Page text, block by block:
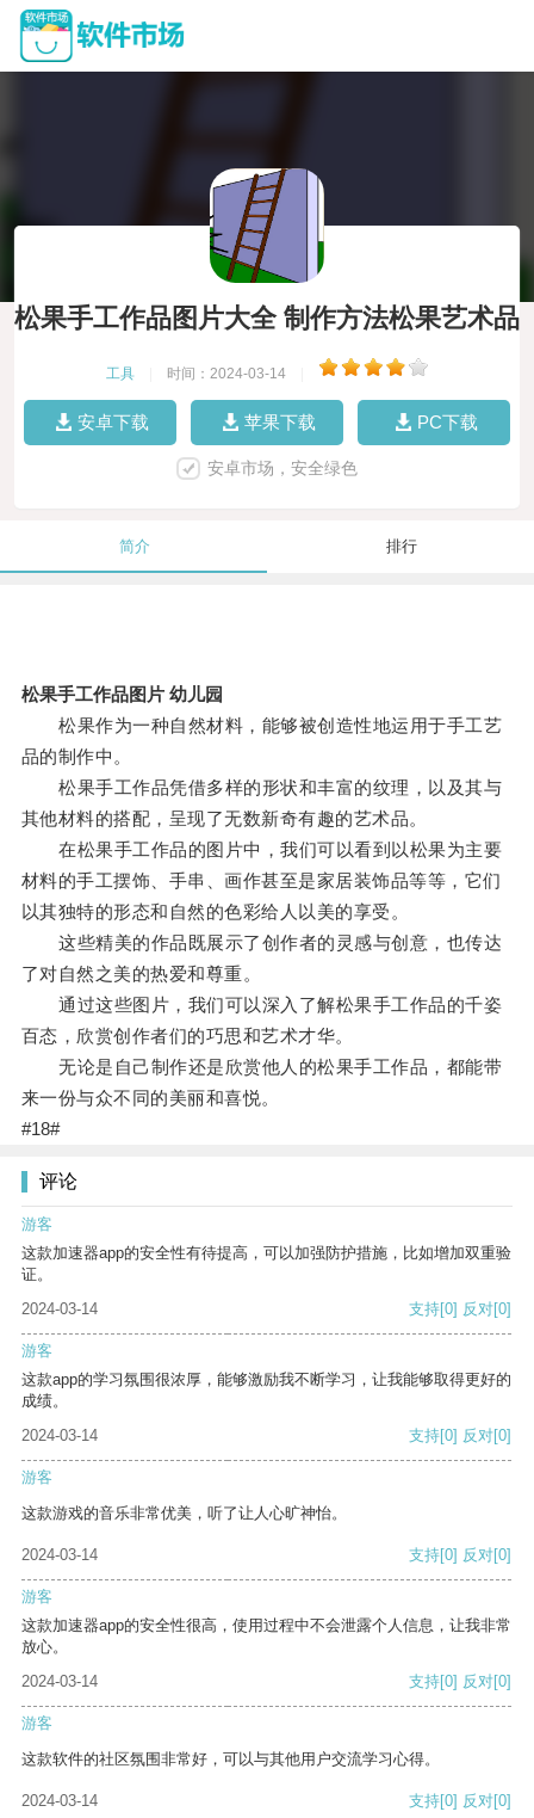
松果手工作品图片大全 制作方法松果艺术品
松果在摆件
工具 时间：2024-03-14
安卓下载 苹果下载 PC下载
安卓市场，安全绿色
简介 排行
松果手工作品图片 幼儿园
松果作为一种自然材料，能够被创造性地运用于手工艺
品的制作中。
松果手工作品凭借多样的形状和丰富的纹理，以及其与
其他材料的搭配，呈现了无数新奇有趣的艺术品。
在松果手工作品的图片中，我们可以看到以松果为主要
材料的手工摆饰、手串、画作甚至是家居装饰品等等，它们
以其独特的形态和自然的色彩给人以美的享受。
这些精美的作品既展示了创作者的灵感与创意，也传达
了对自然之美的热爱和尊重。
通过这些图片，我们可以深入了解松果手工作品的千姿
百态，欣赏创作者们的巧思和艺术才华。
无论是自己制作还是欣赏他人的松果手工作品，都能带
来一份与众不同的美丽和喜悦。
#18#
评论
游客
这款加速器app的安全性有待提高，可以加强防护措施，比如增加双重验
证。
2024-03-14
支持[0] 反对[0]
游客
这款app的学习氛围很浓厚，能够激励我不断学习，让我能够取得更好的
成绩。
2024-03-14
支持[0] 反对[0]
游客
这款游戏的音乐非常优美，听了让人心旷神怡。
2024-03-14 支持[0] 反对[0]
游客
这款加速器app的安全性很高，使用过程中不会泄露个人信息，让我非常
放心。
2024-03-14
支持[0] 反对[0]
游客
这款软件的社区氛围非常好，可以与其他用户交流学习心得。
2024-03-14 支持[0] 反对[0]